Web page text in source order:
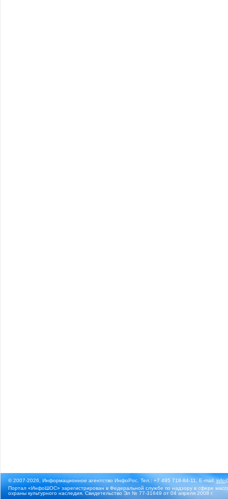
© 2007-2026, Информационное агентство ИнфоРос. Тел.: +7 495 718-84-11, E-mail:
Портал «ИнфоШОС» зарегистрирован в Федеральной службе по надзору в сфере
охраны культурного наследия. Свидетельство Эл № 77-31649 от 04 апреля 2008 г.